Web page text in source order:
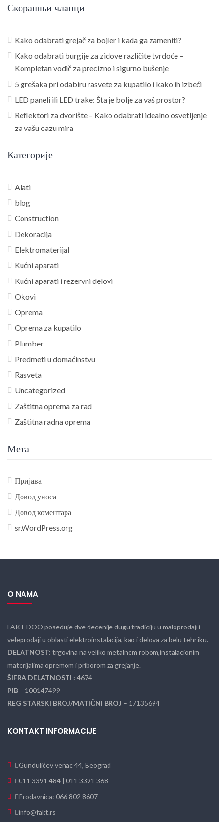
Скорашњи чланци
Kako odabrati grejač za bojler i kada ga zameniti?
Kako odabrati burgije za zidove različite tvrdoće –
Kompletan vodič za precizno i sigurno bušenje
5 grešaka pri odabiru rasvete za kupatilo i kako ih izbeći
LED paneli ili LED trake: Šta je bolje za vaš prostor?
Reflektori za dvorište – Kako odabrati idealno osvetljenje
za vašu oazu mira
Категорије
Alati
blog
Construction
Dekoracija
Elektromaterijal
Kućni aparati
Kućni aparati i rezervni delovi
Okovi
Oprema
Oprema za kupatilo
Plumber
Predmeti u domaćinstvu
Rasveta
Uncategorized
Zaštitna oprema za rad
Zaštitna radna oprema
Мета
Пријава
Довод уноса
Довод коментара
sr.WordPress.org
O NAMA
FAKT DOO poseduje dve decenije dugu tradiciju u maloprodaji i
veleprodaji u oblasti elektroinstalacija, kao i delova za belu tehniku.
DELATNOST: trgovina na veliko metalnom robom,instalacionim
materijalima opremom i priborom za grejanje.
ŠIFRA DELATNOSTI : 4674
PIB – 100147499
REGISTARSKI BROJ/MATIČNI BROJ – 17135694
KONTAKT INFORMACIJE
Gundulićev venac 44, Beograd
011 3391 484 | 011 3391 368
Prodavnica: 066 802 8607
info@fakt.rs